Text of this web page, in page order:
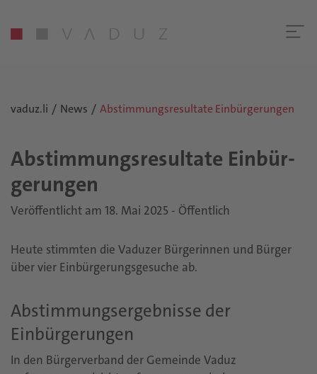
vaduz.li News Abstimmungsresultate Einbürgerungen
Ab­stim­mungs­re­sul­ta­te Ein­bür­
ge­run­gen
Veröffentlicht am 18. Mai 2025 - Öffentlich
Heute stimmten die Vaduzer Bürgerinnen und Bürger
über vier Einbürgerungsgesuche ab.
Abstimmungsergebnisse der
Einbürgerungen
In den Bürgerverband der Gemeinde Vaduz